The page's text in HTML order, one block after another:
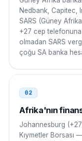
009 27 11 NNN NNNN
Kenya
000 27 11 NNN NNNN
Mısır
Fas
00 27 11 NNN NNNN
Nedbank, Capitec,
SARS (Güney
+27 cep telefonuna
olmadan SARS
çoğu SA banka
02
Afrika'nın
Johannesburg
Kıymetler Borsası